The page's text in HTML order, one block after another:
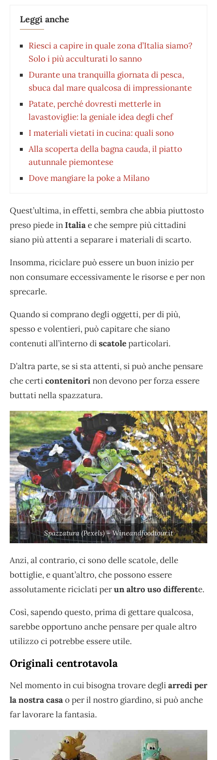
Leggi anche
Riesci a capire in quale zona d’Italia siamo?
Solo i più acculturati lo sanno
Durante una tranquilla giornata di pesca,
sbuca dal mare qualcosa di impressionante
Patate, perché dovresti metterle in
lavastoviglie: la geniale idea degli chef
I materiali vietati in cucina: quali sono
Alla scoperta della bagna cauda, il piatto
autunnale piemontese
Dove mangiare la poke a Milano
Quest’ultima, in effetti, sembra che abbia piuttosto
preso piede inItaliae che sempre più cittadini
siano più attenti a separare i materiali di scarto.
Insomma, riciclare può essere un buon inizio per
non consumare eccessivamente le risorse e per non
sprecarle.
Quando si comprano degli oggetti, per di più,
spesso e volentieri, può capitare che siano
contenuti all’interno discatoleparticolari.
D’altra parte, se si sta attenti, si può anche pensare
che certicontenitorinon devono per forza essere
buttati nella spazzatura.
Spazzatura (Pexels) – Wineandfoodtour.it
Anzi, al contrario, ci sono delle scatole, delle
bottiglie, e quant’altro, che possono essere
assolutamente riciclati perun altro uso differente.
Così, sapendo questo, prima di gettare qualcosa,
sarebbe opportuno anche pensare per quale altro
utilizzo ci potrebbe essere utile.
Originali centrotavola
Nel momento in cui bisogna trovare degliarredi per
la nostra casao per il nostro giardino, si può anche
far lavorare la fantasia.